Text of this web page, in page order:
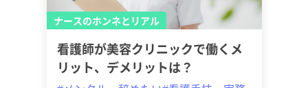
ナースのホンネとリアル
看護師が美容クリニックで働くメ
リット、デメリットは？